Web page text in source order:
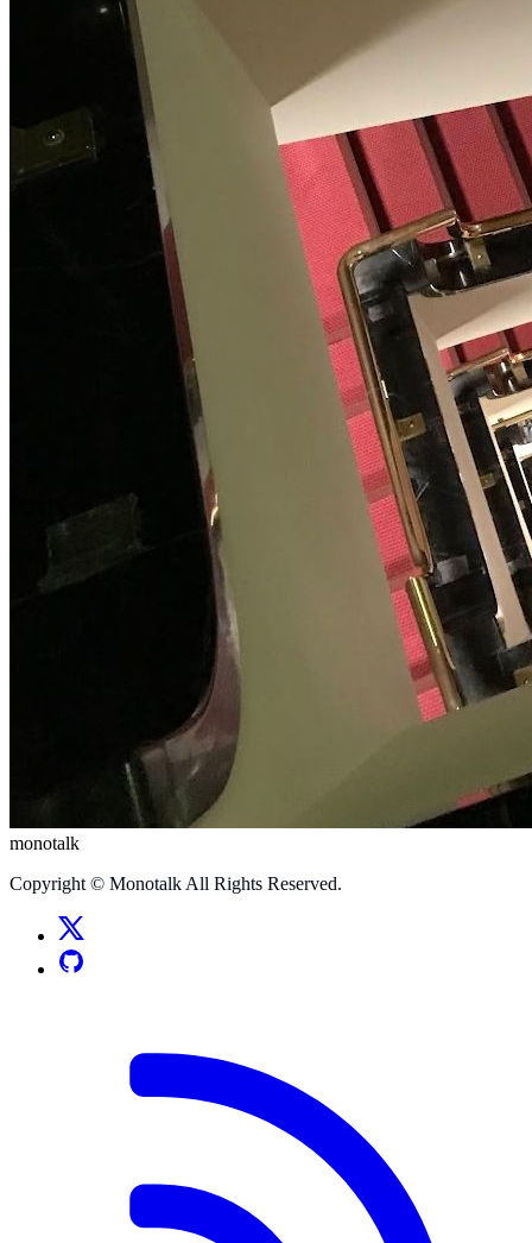
monotalk
Copyright © Monotalk All Rights Reserved.
ソーシャルメディアリンク